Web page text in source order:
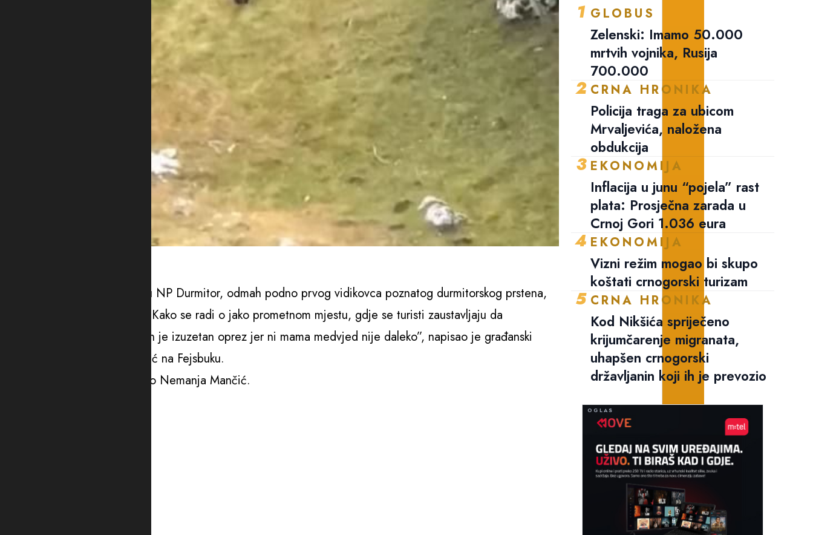
“Danas je iznad Suve lokve, u NP Durmitor, odmah podno prvog vidikovca poznatog durmitorskog prstena,
uočeno mladunče medvjeda. Kako se radi o jako prometnom mjestu, gdje se turisti zaustavljaju da
fotografišu Durmitor, potreban je izuzetan oprez jer ni mama medvjed nije daleko”, napisao je građanski
aktivista Aleksandar Dragićević na Fejsbuku.
Kako je dodao video je snimio Nemanja Mančić.
1 GLOBUS
Zelenski: Imamo 50.000
mrtvih vojnika, Rusija
700.000
2 CRNA HRONIKA
Policija traga za ubicom
Mrvaljevića, naložena
obdukcija
3 EKONOMIJA
Inflacija u junu “pojela” rast
plata: Prosječna zarada u
Crnoj Gori 1.036 eura
4 EKONOMIJA
Vizni režim mogao bi skupo
koštati crnogorski turizam
5 CRNA HRONIKA
Kod Nikšića spriječeno
krijumčarenje migranata,
uhapšen crnogorski
državljanin koji ih je prevozio